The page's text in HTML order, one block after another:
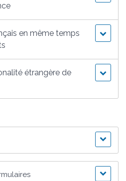
en même temps
étrangère de